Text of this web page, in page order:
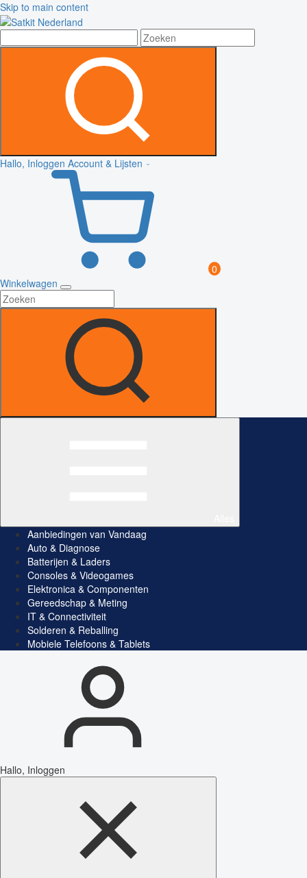
Skip to main content
Hallo, Inloggen Account & Lijsten
0
Winkelwagen
Aanbiedingen van Vandaag
Auto & Diagnose
Batterijen & Laders
Consoles & Videogames
Elektronica & Componenten
Gereedschap & Meting
IT & Connectiviteit
Solderen & Reballing
Mobiele Telefoons & Tablets
Hallo, Inloggen